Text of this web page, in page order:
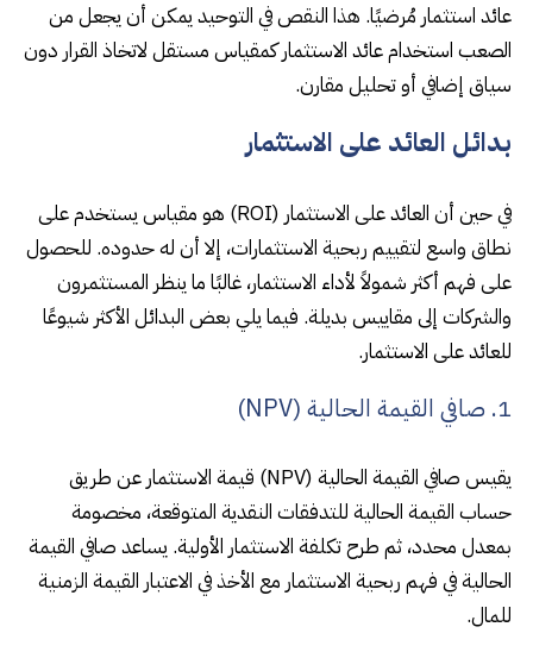
عائد استثمار مُرضيًا. هذا النقص في التوحيد يمكن أن يجعل من
الصعب استخدام عائد الاستثمار كمقياس مستقل لاتخاذ القرار دون
سياق إضافي أو تحليل مقارن.
بدائل العائد على الاستثمار
في حين أن العائد على الاستثمار (ROI) هو مقياس يستخدم على
نطاق واسع لتقييم ربحية الاستثمارات، إلا أن له حدوده. للحصول
على فهم أكثر شمولاً لأداء الاستثمار، غالبًا ما ينظر المستثمرون
والشركات إلى مقاييس بديلة. فيما يلي بعض البدائل الأكثر شيوعًا
للعائد على الاستثمار.
1. صافي القيمة الحالية (NPV)
يقيس صافي القيمة الحالية (NPV) قيمة الاستثمار عن طريق
حساب القيمة الحالية للتدفقات النقدية المتوقعة، مخصومة
بمعدل محدد، ثم طرح تكلفة الاستثمار الأولية. يساعد صافي القيمة
الحالية في فهم ربحية الاستثمار مع الأخذ في الاعتبار القيمة الزمنية
للمال.